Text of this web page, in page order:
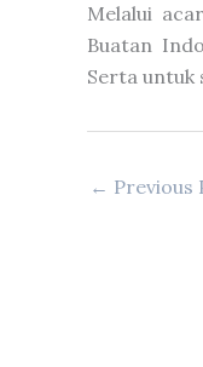
Melalui
Buatan
Serta untuk
← Previous